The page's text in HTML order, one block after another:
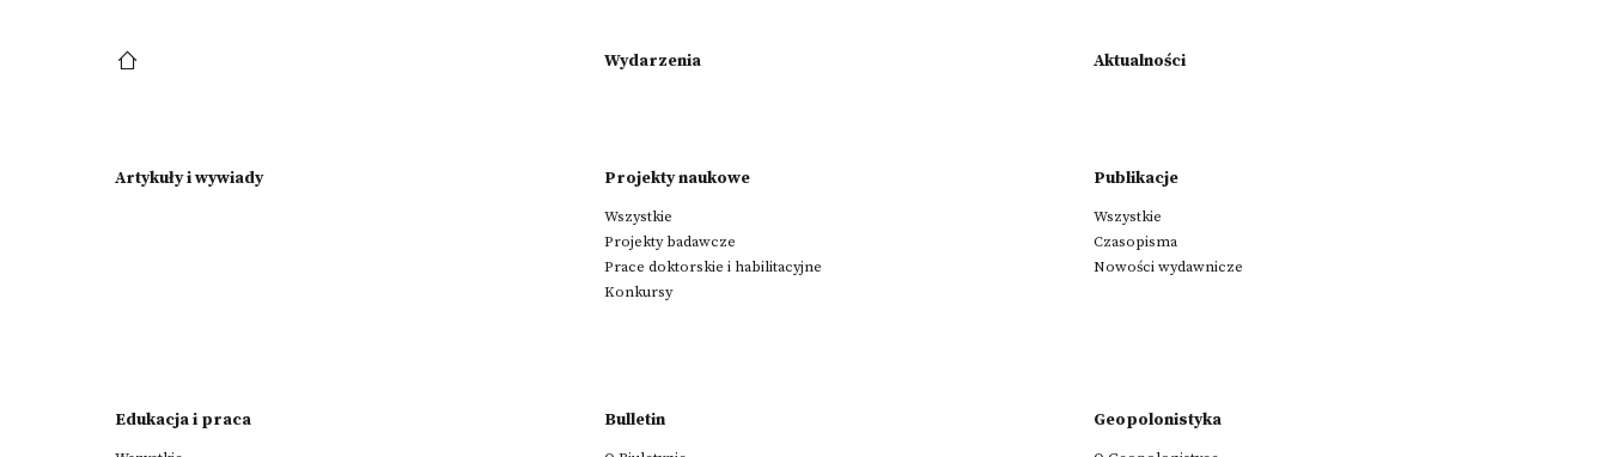
Wydarzenia Aktualności
Artykuły i wywiady Projekty naukowe
Wszystkie
Projekty badawcze
Prace doktorskie i habilitacyjne
Konkursy
Publikacje
Wszystkie
Czasopisma
Nowości wydawnicze
Edukacja i praca Bulletin Geopolonistyka